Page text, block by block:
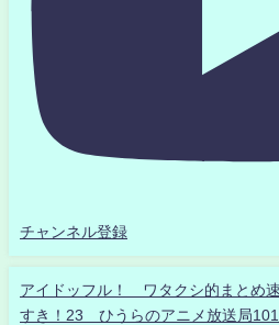
チャンネル登録
アイドッフル！ ワタクシ的まとめ
すき！23 ひうらのアニメ放送局